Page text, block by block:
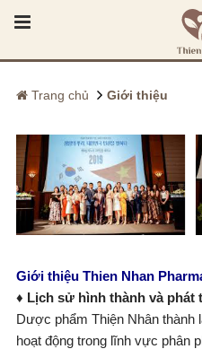
Trang chủ Giới thiệu
Giới thiệu Thien Nhan
♦ Lịch sử hình thành và phát
Dược phẩm Thiện Nhân thành
hoạt động trong lĩnh vực phân